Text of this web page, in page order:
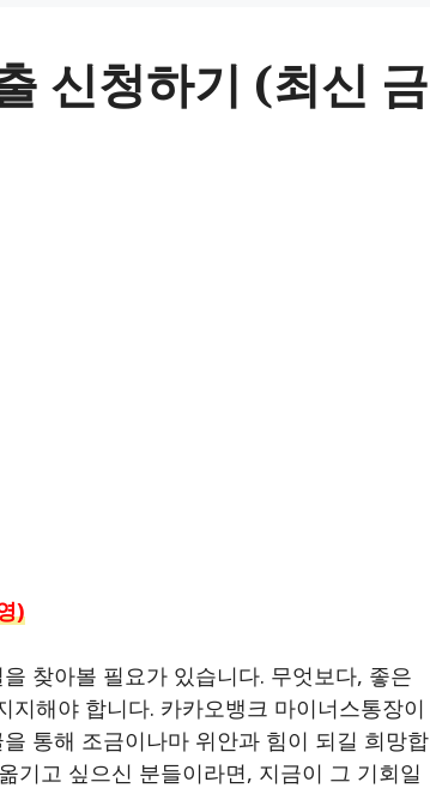
신청하기 (최신 금
)
찾아볼 필요가 있습니다. 무엇보다, 좋은
해야 합니다. 카카오뱅크 마이너스통장이
통해 조금이나마 위안과 힘이 되길 희망합
기고 싶으신 분들이라면, 지금이 그 기회일